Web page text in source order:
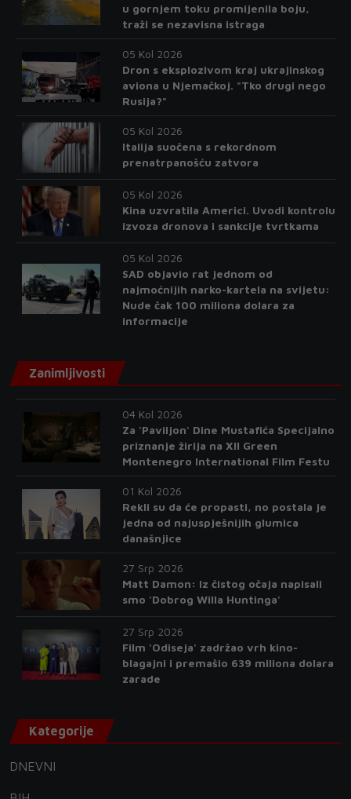
u gornjem toku promijenila boju,
traži se nezavisna istraga
05 Kol 2026
Dron s eksplozivom kraj ukrajinskog
aviona u Njemačkoj. "Tko drugi nego
Rusija?"
05 Kol 2026
Italija suočena s rekordnom
prenatrpanošću zatvora
05 Kol 2026
Kina uzvratila Americi. Uvodi kontrolu
izvoza dronova i sankcije tvrtkama
05 Kol 2026
SAD objavio rat jednom od
najmoćnijih narko-kartela na svijetu:
Nude čak 100 miliona dolara za
informacije
Zanimljivosti
04 Kol 2026
Za 'Paviljon' Dine Mustafića Specijalno
priznanje žirija na XII Green
Montenegro International Film Festu
01 Kol 2026
Rekli su da će propasti, no postala je
jedna od najuspješnijih glumica
današnjice
27 Srp 2026
Matt Damon: Iz čistog očaja napisali
smo 'Dobrog Willa Huntinga'
27 Srp 2026
Film 'Odiseja' zadržao vrh kino-
blagajni i premašio 639 miliona dolara
zarade
Kategorije
DNEVNI